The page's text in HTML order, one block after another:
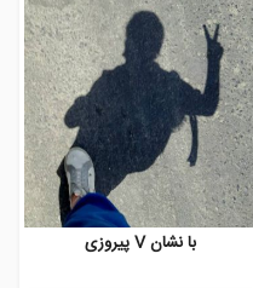
با نشان V پیروزی